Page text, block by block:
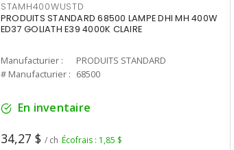
STAMH400WUSTD
PRODUITS STANDARD 68500 LAMPE DHI MH 400W
ED37 GOLIATH E39 4000K CLAIRE
Manufacturier :
PRODUITS STANDARD
# Manufacturier : 68500
En inventaire
34,27 $ / ch Écofrais : 1,85 $